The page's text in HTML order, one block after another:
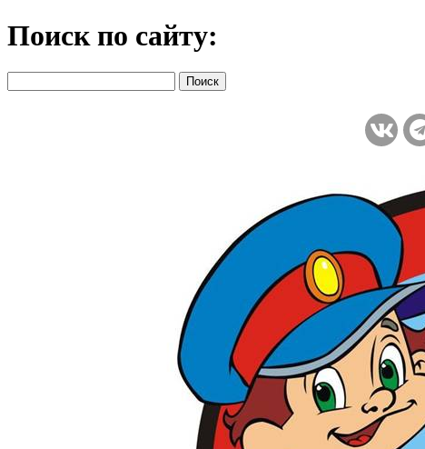
Поиск по сайту: